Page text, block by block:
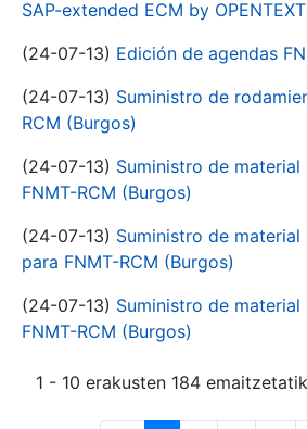
SAP-extended ECM by OPENTEXT
(24-07-13) Edición de agendas
(24-07-13) Suministro de
RCM (Burgos)
(24-07-13) Suministro de
FNMT-RCM (Burgos)
(24-07-13) Suministro de
para FNMT-RCM (Burgos)
(24-07-13) Suministro de
FNMT-RCM (Burgos)
1 - 10 erakusten 184